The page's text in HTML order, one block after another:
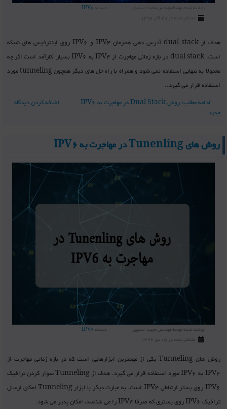
نوشته شده توسطمهندس مجید اسدپور دسته: IPV6
منتشر شده در 29 آذر 1396
هدف از dual stack آدرس دهی همزمان IPV4 و IPV6 روی اینترفیس های شبکه
است. dual stack در بازه زمانی مهاجرت از IPV4 به IPV6 بسیار کارآمد است اگر چه
معمولا به تنهایی استفاده نمی شود و همراه با راه حل های دیگر همچون tunneling مورد
استفاده قرار می گیرد..
ادامه مطلب: روش Dual Stack در مهاجرت به IPV6
اضافه کردن دیدگاه
جدید
روش های Tunenling در مهاجرت به IPV6
نوشته شده توسطمهندس مجید اسدپور دسته: IPV6
منتشر شده در 05 دی 1396
روش های Tunneling یکی از مهمترین ابزارهایی است که در بازه زمانی مهاجرت از
IPV4 به IPV6 مورد استفاده قرار می گیرد. هدف از Tunneling سوار کردن ترافیک
IPV6 روی بستر ارتباطی IPV4 است. به عبارت دیگر با ابزار Tunneling امکان ارسال
ترافیک IPV6 روی بستری که صرفا IPV4 را می شناسد، امکان پذیر می شود.